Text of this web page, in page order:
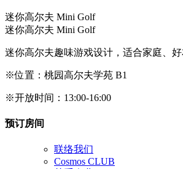
迷你高尔夫 Mini Golf
迷你高尔夫 Mini Golf
迷你高尔夫趣味游戏设计，适合家庭、
※位置：桃园高尔夫学苑 B1
※开放时间：13:00-16:00
预订房间
联络我们
Cosmos CLUB